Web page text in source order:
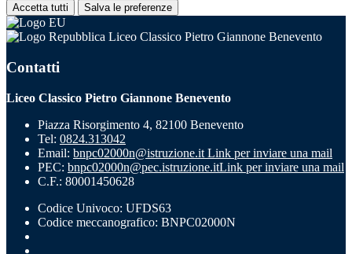
Accetta tutti Salva le preferenze
Liceo Classico Pietro Giannone Benevento
Contatti
Liceo Classico Pietro Giannone Benevento
Piazza Risorgimento 4, 82100 Benevento
Tel: 0824.313042
Email: bnpc02000n@istruzione.it Link per inviare una mail
PEC: bnpc02000n@pec.istruzione.itLink per inviare una mail
C.F.: 80001450628
Codice Univoco: UFDS63
Codice meccanografico: BNPC02000N